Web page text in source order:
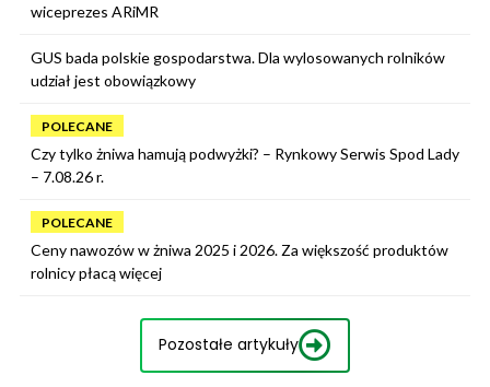
wiceprezes ARiMR
GUS bada polskie gospodarstwa. Dla wylosowanych rolników
udział jest obowiązkowy
POLECANE
Czy tylko żniwa hamują podwyżki? – Rynkowy Serwis Spod Lady
– 7.08.26 r.
POLECANE
Ceny nawozów w żniwa 2025 i 2026. Za większość produktów
rolnicy płacą więcej
Pozostałe artykuły